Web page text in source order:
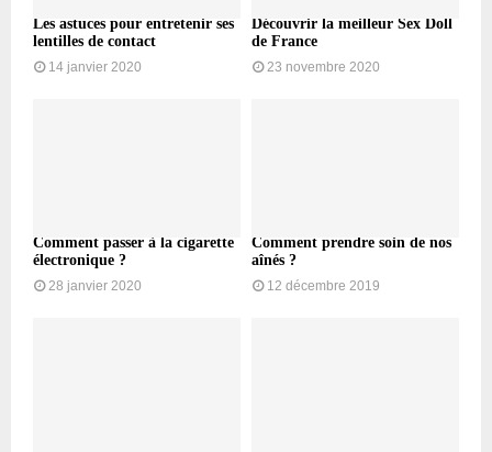
Les astuces pour entretenir ses
lentilles de contact
14 janvier 2020
Découvrir la meilleur Sex Doll
de France
23 novembre 2020
Comment passer à la cigarette
électronique ?
28 janvier 2020
Comment prendre soin de nos
aînés ?
12 décembre 2019